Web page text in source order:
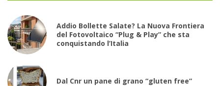
Addio Bollette Salate? La Nuova Frontiera
del Fotovoltaico “Plug & Play” che sta
conquistando l’Italia
Dal Cnr un pane di grano “gluten free”